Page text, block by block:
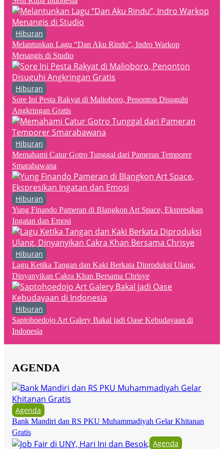
Hiburan
Melantunkan Lagu “Dan Aku Rindu”, Indro Warkop
Menangis di Studio
Hiburan
Sore Ini Pesta Rakyat di Malioboro, Penonton Disuguhi
Angkringan Gratis
Hiburan
Memahami Catur Gotro Tunggal dari Pameran Temporer
Smarabawana
Hiburan
Yung Finando Pameran di Blangkon Art Space, Ekspresikan
Ingatan dan Emosi
Hiburan
Lagu Ketika Tangan dan Kaki Berkata Diproduksi Ulang,
Dinyanyikan Cakra Khan Bersama Chrisye
Hiburan
Saptohoedojo Art Galery Bakal jadi Oase Kebudayaan di
Indonesia
AGENDA
Agenda
Bank Mandiri dan RS PKU Muhammadiyah Gelar Khitanan
Gratis
Agenda